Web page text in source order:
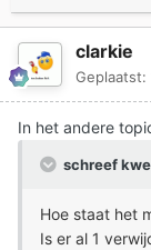
clarkie
Geplaatst:
In het andere
schreef
Hoe staat het
Is er al 1